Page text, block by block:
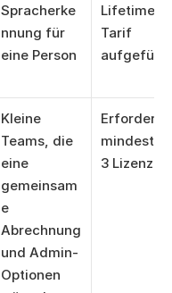
Spracherke
nnung für
eine Person
Lifetime-
Tarif
aufgeführt
Kleine
Teams, die
eine
gemeinsam
e
Abrechnung
und Admin-
Optionen
Erfordert
3 Lizenzen